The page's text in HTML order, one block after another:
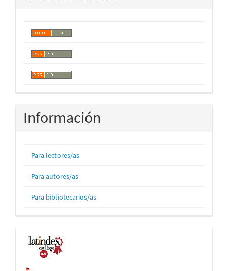
Información
Para lectores/as
Para autores/as
Para bibliotecarios/as
Indexaciones